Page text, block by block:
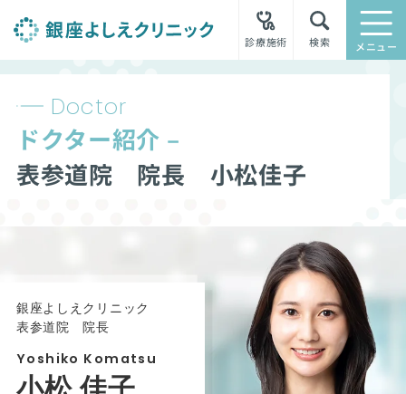
診療施術 検索 メニュー
Doctor
ドクター紹介 –
表参道院 院長 小松佳子
銀座よしえクリニック
表参道院 院長
Yoshiko Komatsu